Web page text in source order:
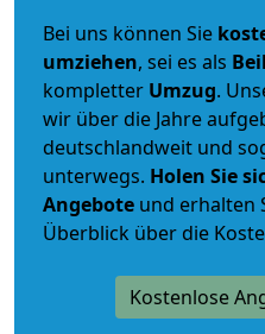
Bei uns können Sie
umziehen, sei es als
kompletter Umzug.
wir über die Jahre
deutschlandweit und
unterwegs. Holen Sie
Angebote und erhalten
Überblick über die
Kostenlose